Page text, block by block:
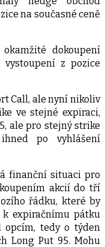
na současné ceně
dokoupení
z pozice
Call, ale nyní nikoliv
ve stejné expiraci,
ale pro stejný strike
po vyhlášení
finanční situaci pro
akcií do tří
řádku, které by
expiračnímu pátku
opcím, tedy o týden
Long Put 95. Mohu